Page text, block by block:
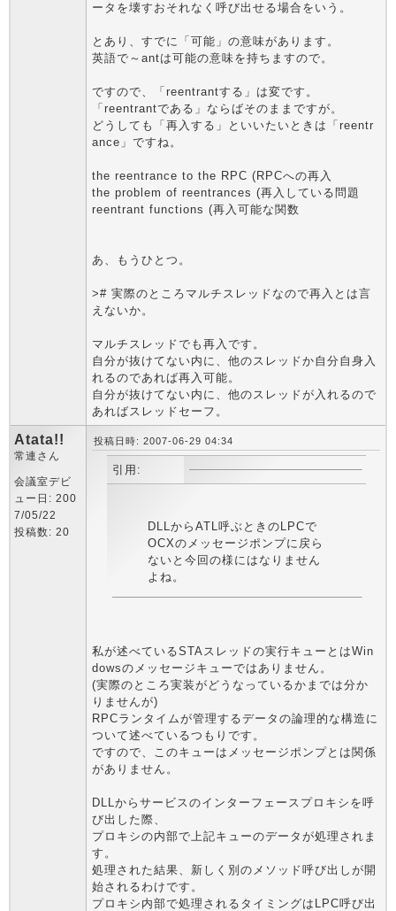
ータを壊すおそれなく呼び出せる場合をいう。
とあり、すでに「可能」の意味があります。
英語で～antは可能の意味を持ちますので。
ですので、「reentrantする」は変です。
「reentrantである」ならばそのままですが。
どうしても「再入する」といいたいときは「reentr
ance」ですね。
the reentrance to the RPC (RPCへの再入
the problem of reentrances (再入している問題
reentrant functions (再入可能な関数
あ、もうひとつ。
># 実際のところマルチスレッドなので再入とは言
えないか。
マルチスレッドでも再入です。
自分が抜けてない内に、他のスレッドか自分自身入
れるのであれば再入可能。
自分が抜けてない内に、他のスレッドが入れるので
あればスレッドセーフ。
Atata!!
常連さん
会議室デビ
ュー日: 200
7/05/22
投稿数: 20
投稿日時: 2007-06-29 04:34
引用:
DLLからATL呼ぶときのLPCで
OCXのメッセージポンプに戻ら
ないと今回の様にはなりません
よね。
私が述べているSTAスレッドの実行キューとはWin
dowsのメッセージキューではありません。
(実際のところ実装がどうなっているかまでは分か
りませんが)
RPCランタイムが管理するデータの論理的な構造に
ついて述べているつもりです。
ですので、このキューはメッセージポンプとは関係
がありません。
DLLからサービスのインターフェースプロキシを呼
び出した際、
プロキシの内部で上記キューのデータが処理されま
す。
処理された結果、新しく別のメソッド呼び出しが開
始されるわけです。
プロキシ内部で処理されるタイミングはLPC呼び出